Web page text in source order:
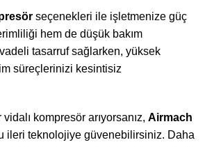
seçenekleri ile işletmenize güç
hem de düşük bakım
tasarruf sağlarken, yüksek
süreçlerinizi kesintisiz
kompresör arıyorsanız, Airmach
ileri teknolojiye güvenebilirsiniz. Daha